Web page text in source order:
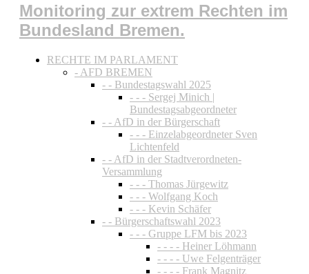
Monitoring zur extrem Rechten im
Bundesland Bremen.
RECHTE IM PARLAMENT
- AFD BREMEN
- - Bundestagswahl 2025
- - - Sergej Minich |
Bundestagsabgeordneter
- - AfD in der Bürgerschaft
- - - Einzelabgeordneter Sven
Lichtenfeld
- - AfD in der Stadtverordneten-
Versammlung
- - - Thomas Jürgewitz
- - - Wolfgang Koch
- - - Kevin Schäfer
- - Bürgerschaftswahl 2023
- - - Gruppe LFM bis 2023
- - - - Heiner Löhmann
- - - - Uwe Felgenträger
- - - - Frank Magnitz